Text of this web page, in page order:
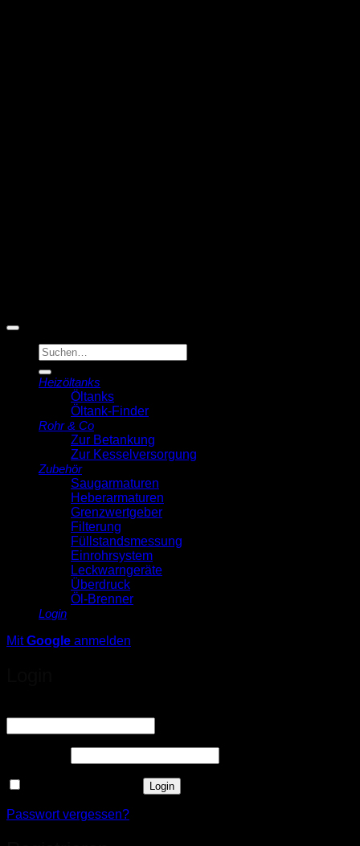
Suche
nach:
Heizöltanks
Öltanks
Öltank-Finder
Rohr & Co
Zur Betankung
Zur Kesselversorgung
Zubehör
Saugarmaturen
Heberarmaturen
Grenzwertgeber
Filterung
Füllstandsmessung
Einrohrsystem
Leckwarngeräte
Überdruck
Öl-Brenner
Login
MitGoogle anmelden
Login
Passwort vergessen?